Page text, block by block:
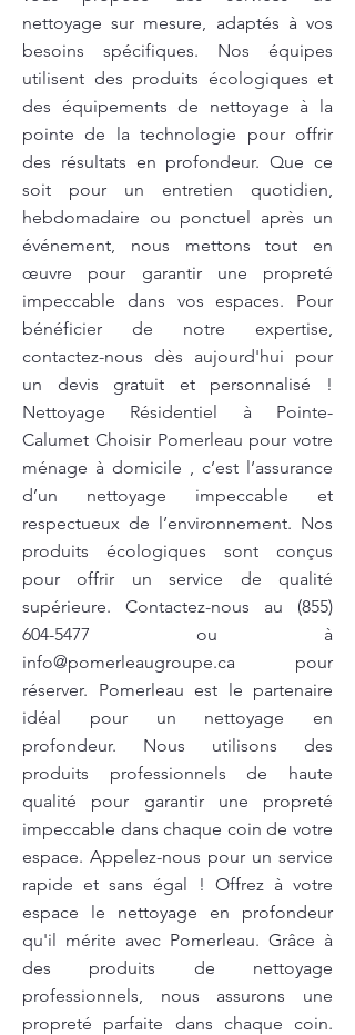
nettoyage sur mesure, adaptés à vos
besoins spécifiques. Nos équipes
utilisent des produits écologiques et
des équipements de nettoyage à la
pointe de la technologie pour offrir
des résultats en profondeur. Que ce
soit pour un entretien quotidien,
hebdomadaire ou ponctuel après un
événement, nous mettons tout en
œuvre pour garantir une propreté
impeccable dans vos espaces. Pour
bénéficier de notre expertise,
contactez-nous dès aujourd'hui pour
un devis gratuit et personnalisé !
Nettoyage Résidentiel à Pointe-
Calumet Choisir Pomerleau pour votre
ménage à domicile , c’est l’assurance
d’un nettoyage impeccable et
respectueux de l’environnement. Nos
produits écologiques sont conçus
pour offrir un service de qualité
supérieure. Contactez-nous au (855)
604-5477 ou à
info@pomerleaugroupe.ca pour
réserver. Pomerleau est le partenaire
idéal pour un nettoyage en
profondeur. Nous utilisons des
produits professionnels de haute
qualité pour garantir une propreté
impeccable dans chaque coin de votre
espace. Appelez-nous pour un service
rapide et sans égal ! Offrez à votre
espace le nettoyage en profondeur
qu'il mérite avec Pomerleau. Grâce à
des produits de nettoyage
professionnels, nous assurons une
propreté parfaite dans chaque coin.